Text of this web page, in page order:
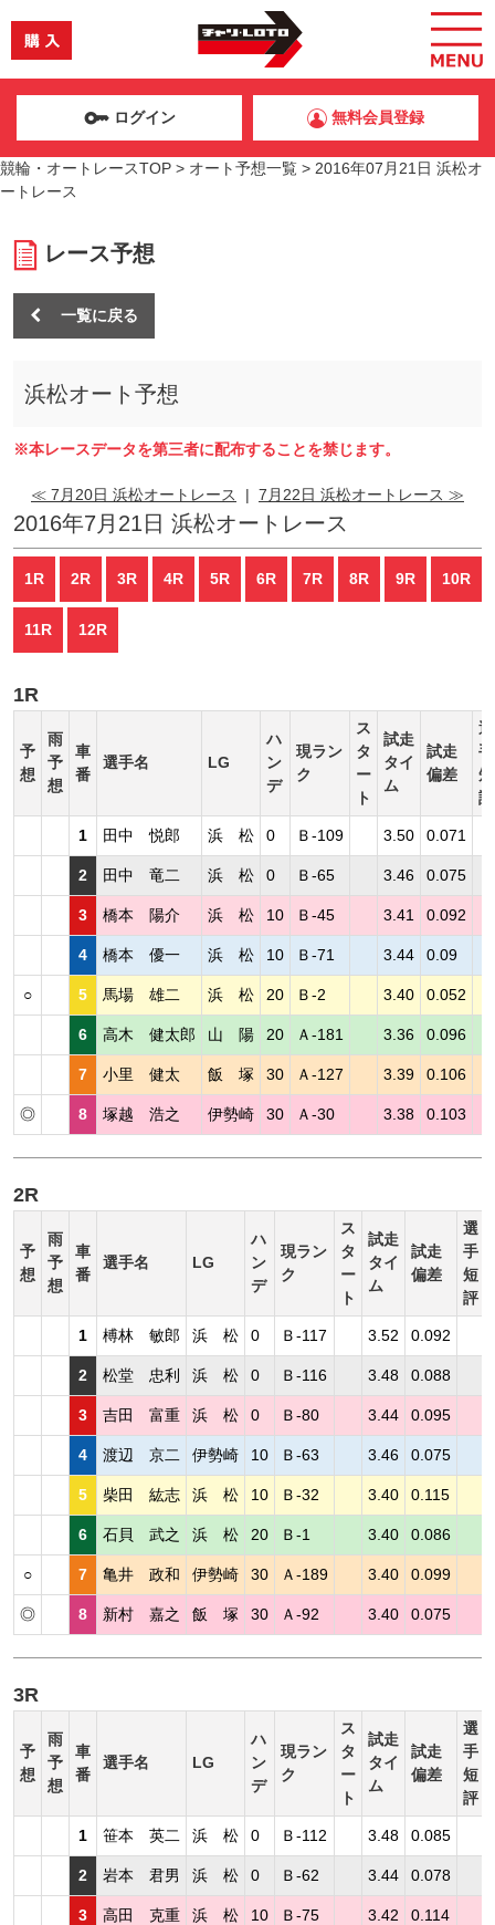
ログイン 無料会員登録
競輪・オートレースTOP > オート予想一覧 > 2016年07月21日 浜松オ
ートレース
レース予想
一覧に戻る
浜松オート予想
※本レースデータを第三者に配布することを禁じます。
≪ 7月20日 浜松オートレース | 7月22日 浜松オートレース ≫
2016年7月21日 浜松オートレース
1R 2R 3R 4R 5R 6R 7R 8R 9R 10R
11R 12R
1R
予
想
雨
予
想
車
番
選手名 LG
ハ
ン
デ
現ラン
ク
ス
タ
ー
ト
試走
タイ
ム
試走
偏差
選
手
短
評
1 田中 悦郎 浜 松 0 Ｂ-109 3.50 0.071
2 田中 竜二 浜 松 0 Ｂ-65 3.46 0.075
3 橋本 陽介 浜 松 10 Ｂ-45 3.41 0.092
4 橋本 優一 浜 松 10 Ｂ-71 3.44 0.09
○ 5 馬場 雄二 浜 松 20 Ｂ-2 3.40 0.052
6 高木 健太郎 山 陽 20 Ａ-181 3.36 0.096
7 小里 健太 飯 塚 30 Ａ-127 3.39 0.106
◎ 8 塚越 浩之 伊勢崎 30 Ａ-30 3.38 0.103
2R
予
想
雨
予
想
車
番
選手名 LG
ハ
ン
デ
現ラン
ク
ス
タ
ー
ト
試走
タイ
ム
試走
偏差
選
手
短
評
1 榑林 敏郎 浜 松 0 Ｂ-117 3.52 0.092
2 松堂 忠利 浜 松 0 Ｂ-116 3.48 0.088
3 吉田 富重 浜 松 0 Ｂ-80 3.44 0.095
4 渡辺 京二 伊勢崎 10 Ｂ-63 3.46 0.075
5 柴田 紘志 浜 松 10 Ｂ-32 3.40 0.115
6 石貝 武之 浜 松 20 Ｂ-1 3.40 0.086
○ 7 亀井 政和 伊勢崎 30 Ａ-189 3.40 0.099
◎ 8 新村 嘉之 飯 塚 30 Ａ-92 3.40 0.075
3R
予
想
雨
予
想
車
番
選手名 LG
ハ
ン
デ
現ラン
ク
ス
タ
ー
ト
試走
タイ
ム
試走
偏差
選
手
短
評
1 笹本 英二 浜 松 0 Ｂ-112 3.48 0.085
2 岩本 君男 浜 松 0 Ｂ-62 3.44 0.078
3 高田 克重 浜 松 10 Ｂ-75 3.42 0.114